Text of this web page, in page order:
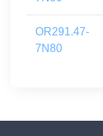
OR291.47-
7N80